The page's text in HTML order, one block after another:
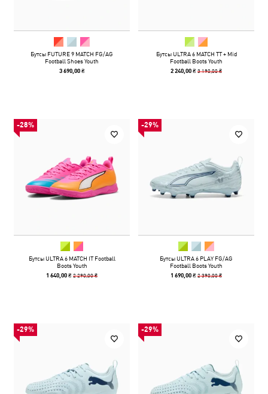
Бутсы FUTURE 9 MATCH FG/AG
Football Shoes Youth
3 690,00 ₴
Бутсы ULTRA 6 MATCH TT + Mid
Football Boots Youth
2 240,00 ₴3 190,00 ₴
-28%
Бутсы ULTRA 6 MATCH IT Football
Boots Youth
1 640,00 ₴2 290,00 ₴
-29%
Бутсы ULTRA 6 PLAY FG/AG
Football Boots Youth
1 690,00 ₴2 390,00 ₴
-29% -29%